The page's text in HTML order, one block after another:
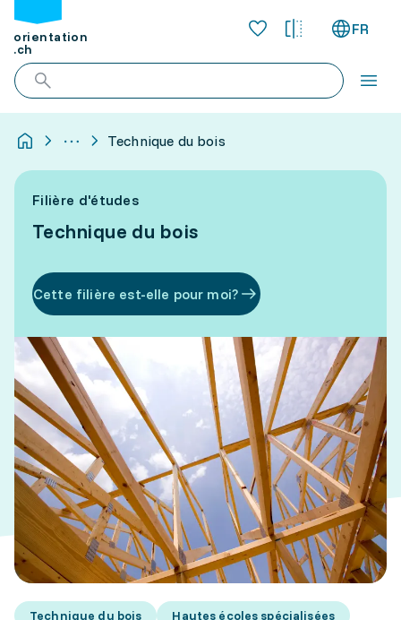
orientation
.ch
FR
Technique du bois
Filière d'études
Technique du bois
Cette filière est-elle pour moi?
Technique du bois Hautes écoles spécialisées